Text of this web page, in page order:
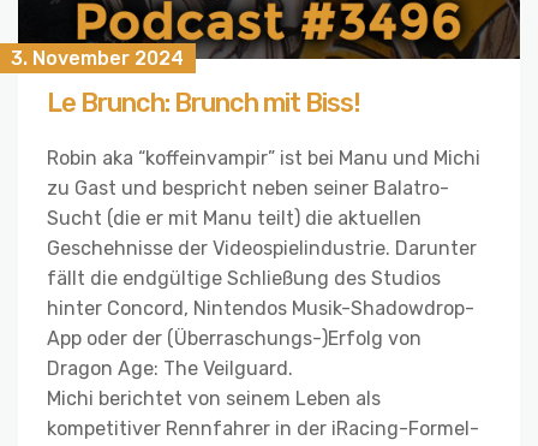
3. November 2024
Le Brunch: Brunch mit Biss!
Robin aka “koffeinvampir” ist bei Manu und Michi
zu Gast und bespricht neben seiner Balatro-
Sucht (die er mit Manu teilt) die aktuellen
Geschehnisse der Videospielindustrie. Darunter
fällt die endgültige Schließung des Studios
hinter Concord, Nintendos Musik-Shadowdrop-
App oder der (Überraschungs-)Erfolg von
Dragon Age: The Veilguard.
Michi berichtet von seinem Leben als
kompetitiver Rennfahrer in der iRacing-Formel-